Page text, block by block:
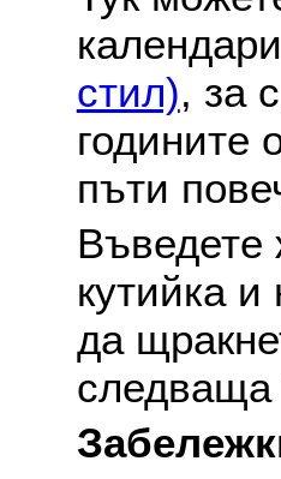
стил), за
годините
пъти
Въведете
кутийка
да
следваща